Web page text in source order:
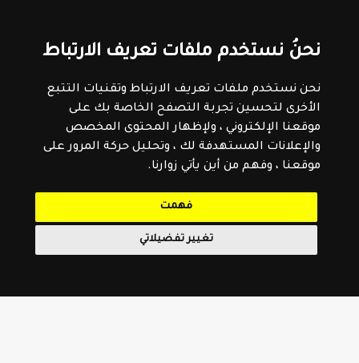
نحنُ نستخدم ملفات تعريف الارتباط
نحن نستخدم ملفات تعريف الارتباط وتقنيات التتبع
الأخرى لتحسين تجربة التصفح الخاصة بك على
موقعنا الإلكتروني ، ولإظهار المحتوى المخصص
والإعلانات المستهدفة لك ، وتحليل حركة المرور على
موقعنا ، وفهم من أين يأتي زوارنا.
فهمت
تغيير تفضيلاتي